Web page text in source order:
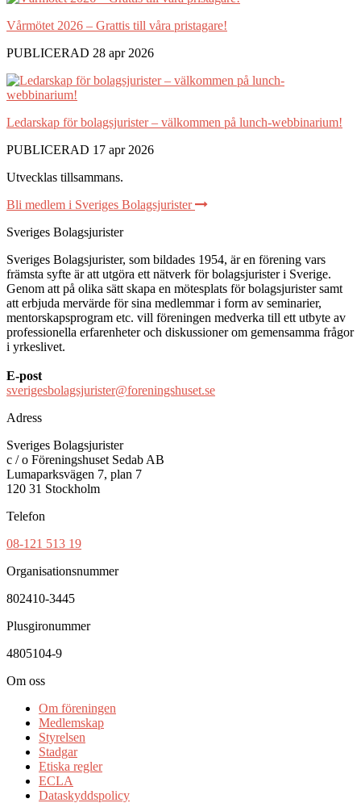
Vårmötet 2026 – Grattis till våra pristagare!
PUBLICERAD 28 apr 2026
Ledarskap för bolagsjurister – välkommen på lunch-webbinarium!
PUBLICERAD 17 apr 2026
Utvecklas tillsammans.
Bli medlem i Sveriges Bolagsjurister
Sveriges Bolagsjurister
Sveriges Bolagsjurister, som bildades 1954, är en förening vars
främsta syfte är att utgöra ett nätverk för bolagsjurister i Sverige.
Genom att på olika sätt skapa en mötesplats för bolagsjurister samt
att erbjuda mervärde för sina medlemmar i form av seminarier,
mentorskapsprogram etc. vill föreningen medverka till ett utbyte av
professionella erfarenheter och diskussioner om gemensamma frågor
i yrkeslivet.
E-post
sverigesbolagsjurister@foreningshuset.se
Adress
Sveriges Bolagsjurister
c / o Föreningshuset Sedab AB
Lumaparksvägen 7, plan 7
120 31 Stockholm
Telefon
08-121 513 19
Organisationsnummer
802410-3445
Plusgironummer
4805104-9
Om oss
Om föreningen
Medlemskap
Styrelsen
Stadgar
Etiska regler
ECLA
Dataskyddspolicy